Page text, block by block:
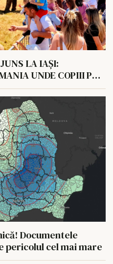
LA IAȘI:
UNDE COPIII POT
Documentele
pericolul cel mai mare